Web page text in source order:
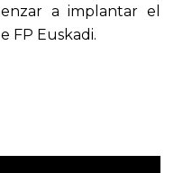
a implantar el
FP Euskadi.